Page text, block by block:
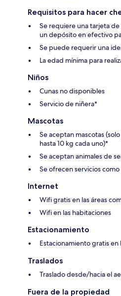
Requisitos para hacer
Se requiere una tarjeta
un depósito en efectivo
Se puede requerir una
La edad mínima para
Niños
Cunas no disponibles
Servicio de niñera*
Mascotas
Se aceptan mascotas
hasta 10 kg cada uno)*
Se aceptan animales de
Se ofrecen servicios
Internet
Wifi gratis en las áreas
Wifi en las habitaciones
Estacionamiento
Estacionamiento gratis en
Traslados
Traslado desde/hacia el
Fuera de la propiedad